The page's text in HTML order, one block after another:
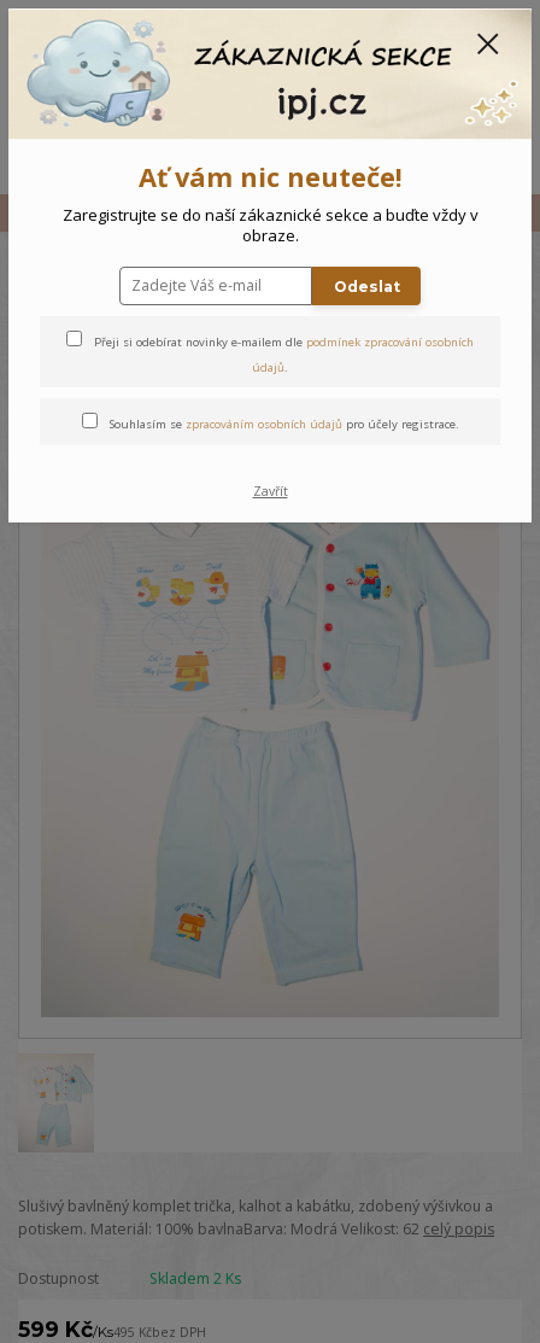
Vše Kojenecký komplet Zvířátka - Modrá
Kojenecký komplet Zvířátka -
Modrá
Slušivý bavlněný komplet trička, kalhot a kabátku, zdobený výšivkou a
potiskem. Materiál: 100% bavlnaBarva: Modrá Velikost: 62 celý popis
Dostupnost Skladem 2 Ks
599 Kč/Ks495 Kčbez DPH
Ať vám nic neuteče!
Zaregistrujte se do naší zákaznické sekce a buďte vždy v
obraze.
Odeslat
Přeji si odebírat novinky e-mailem dle podmínek zpracování osobních
údajů.
Souhlasím se zpracováním osobních údajů pro účely registrace.
Zavřít